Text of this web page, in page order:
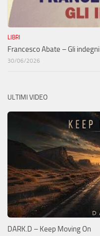
LIBRI
Francesco Abate – Gli indegni
30/06/2026
ULTIMI VIDEO
DARK.D – Keep Moving On